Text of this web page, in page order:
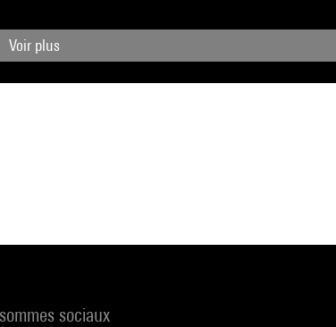
Voir plus
sociaux